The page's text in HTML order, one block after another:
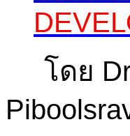
โดย